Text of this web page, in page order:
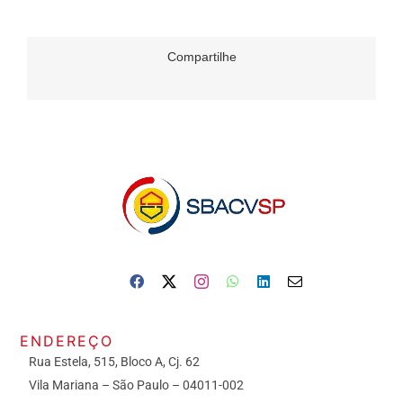
Compartilhe
ENDEREÇO
Rua Estela, 515, Bloco A, Cj. 62
Vila Mariana – São Paulo – 04011-002